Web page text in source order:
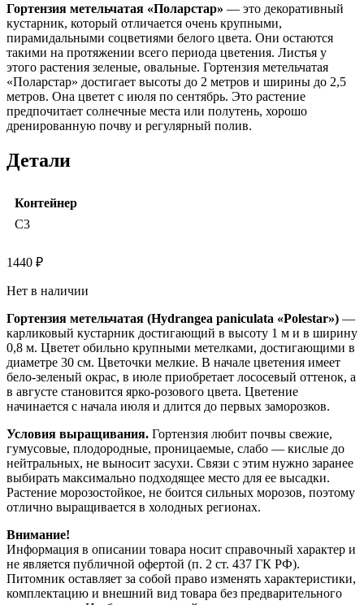
Гортензия метельчатая «Поларстар» — это декоративный
кустарник, который отличается очень крупными,
пирамидальными соцветиями белого цвета. Они остаются
такими на протяжении всего периода цветения. Листья у
этого растения зеленые, овальные. Гортензия метельчатая
«Поларстар» достигает высоты до 2 метров и ширины до 2,5
метров. Она цветет с июля по сентябрь. Это растение
предпочитает солнечные места или полутень, хорошо
дренированную почву и регулярный полив.
Детали
Контейнер
C3
1440 ₽
Нет в наличии
Гортензия метельчатая (Hydrangea paniculata «Polestar») —
карликовый кустарник достигающий в высоту 1 м и в ширину
0,8 м. Цветет обильно крупными метелками, достигающими в
диаметре 30 см. Цветочки мелкие. В начале цветения имеет
бело-зеленый окрас, в июле приобретает лососевый оттенок, а
в августе становится ярко-розового цвета. Цветение
начинается с начала июля и длится до первых заморозков.
Условия выращивания. Гортензия любит почвы свежие,
гумусовые, плодородные, проницаемые, слабо — кислые до
нейтральных, не выносит засухи. Связи с этим нужно заранее
выбирать максимально подходящее место для ее высадки.
Растение морозостойкое, не боится сильных морозов, поэтому
отлично выращивается в холодных регионах.
Внимание!
Информация в описании товара носит справочный характер и
не является публичной офертой (п. 2 ст. 437 ГК РФ).
Питомник оставляет за собой право изменять характеристики,
комплектацию и внешний вид товара без предварительного